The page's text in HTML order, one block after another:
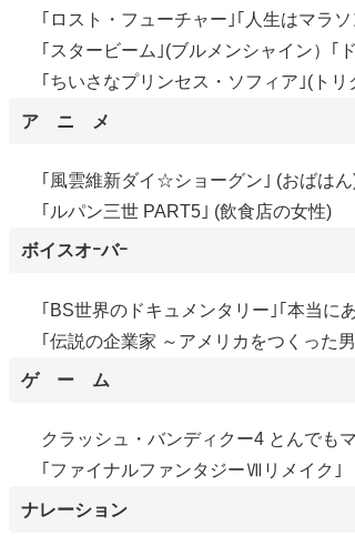
｢ロスト・フューチャー｣｢人生はマラ
｢スタービーム｣(ブルメンシャイン）
｢ちいさなプリンセス・ソフィア｣(ト
ア ニ メ
｢風雲維新ダイ☆ショーグン｣ (おばは
｢ルパン三世 PART5｣ (飲食店の女性)
ボイスオｰバｰ
｢BS世界のドキュメンタリー｣｢本当に
｢伝説の企業家 ～アメリカをつくった
ゲ ー ム
クラッシュ・バンディクー4 とんでも
｢ファイナルファンタジーⅦリメイク
ナレーション